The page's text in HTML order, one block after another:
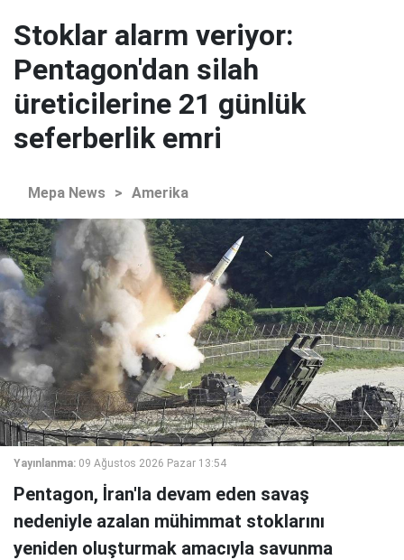
Stoklar alarm veriyor:
Pentagon'dan silah
üreticilerine 21 günlük
seferberlik emri
Mepa News > Amerika
Yayınlanma: 09 Ağustos 2026 Pazar 13:54
Pentagon, İran'la devam eden savaş
nedeniyle azalan mühimmat stoklarını
yeniden oluşturmak amacıyla savunma